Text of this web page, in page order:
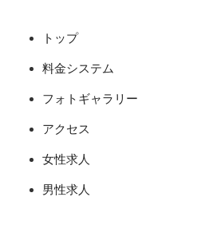
トップ
料金システム
フォトギャラリー
アクセス
女性求人
男性求人